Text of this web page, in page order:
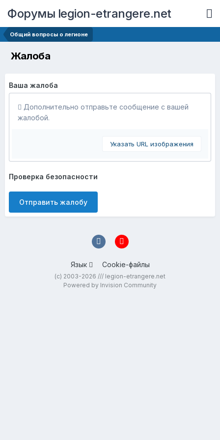
Форумы legion-etrangere.net
Общий вопросы о легионе
Жалоба
Ваша жалоба
Дополнительно отправьте сообщение с вашей
жалобой.
Указать URL изображения
Проверка безопасности
Отправить жалобу
Язык Cookie-файлы
(c) 2003-2026 /// legion-etrangere.net
Powered by Invision Community